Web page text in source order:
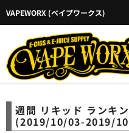
VAPEWORX (ベイプワークス)
商品カテゴリー
週間 リキッド ランキ
(2019/10/03-2019/